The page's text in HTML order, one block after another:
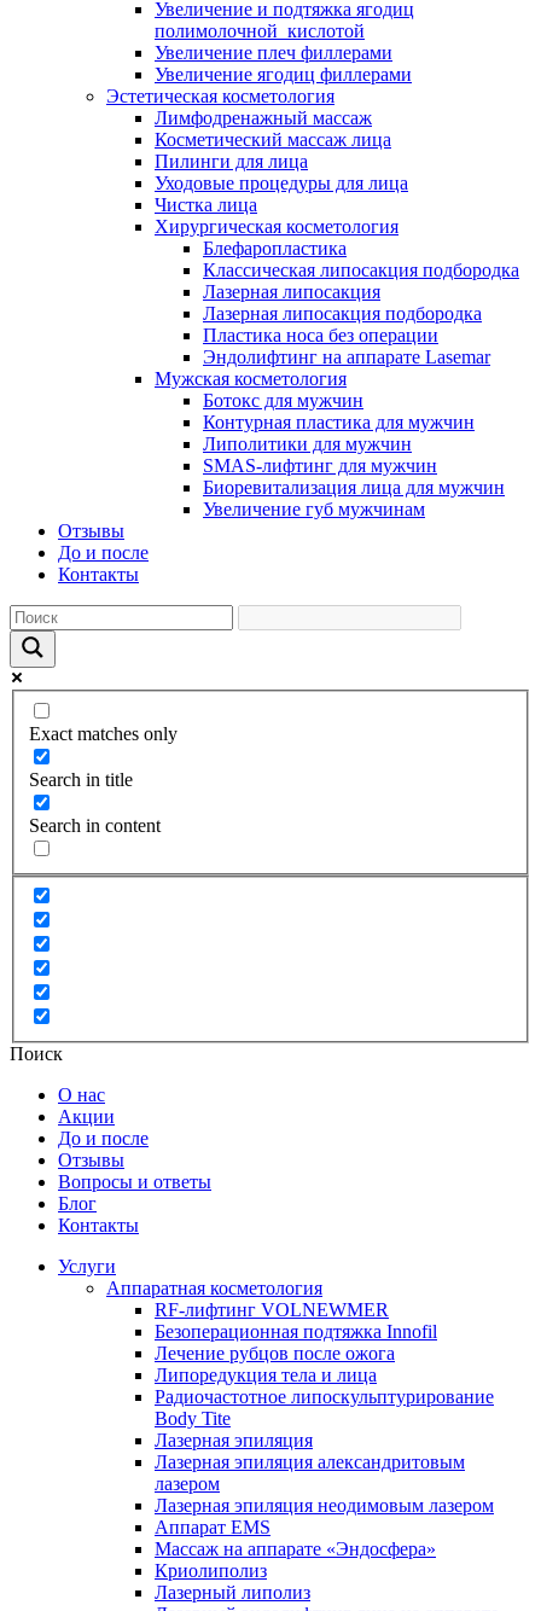
Увеличение и подтяжка ягодиц
полимолочной кислотой
Увеличение плеч филлерами
Увеличение ягодиц филлерами
Эстетическая косметология
Лимфодренажный массаж
Косметический массаж лица
Пилинги для лица
Уходовые процедуры для лица
Чистка лица
Хирургическая косметология
Блефаропластика
Классическая липосакция подбородка
Лазерная липосакция
Лазерная липосакция подбородка
Пластика носа без операции
Эндолифтинг на аппарате Lasemar
Мужская косметология
Ботокс для мужчин
Контурная пластика для мужчин
Липолитики для мужчин
SMAS-лифтинг для мужчин
Биоревитализация лица для мужчин
Увеличение губ мужчинам
Отзывы
До и после
Контакты
Exact matches only
Search in title
Search in content
Поиск
О нас
Акции
До и после
Отзывы
Вопросы и ответы
Блог
Контакты
Услуги
Аппаратная косметология
RF-лифтинг VOLNEWMER
Безоперационная подтяжка Innofil
Лечение рубцов после ожога
Липоредукция тела и лица
Радиочастотное липоскульптурирование
Body Tite
Лазерная эпиляция
Лазерная эпиляция александритовым
лазером
Лазерная эпиляция неодимовым лазером
Аппарат EMS
Массаж на аппарате «Эндосфера»
Криолиполиз
Лазерный липолиз